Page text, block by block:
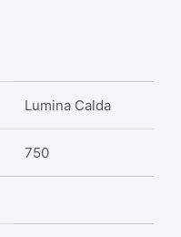
Lumina Calda
750